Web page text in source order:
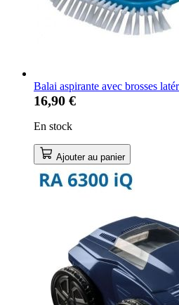
Balai aspirante avec brosses
16,90 €
En stock
Ajouter au panier